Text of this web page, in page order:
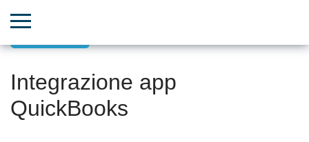
Integrazione app
QuickBooks